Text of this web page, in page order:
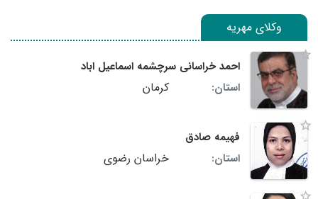
وکلای مهریه
احمد خراسانی سرچشمه اسماعیل اباد
استان:
کرمان
فهیمه صادق
استان:
خراسان رضوی